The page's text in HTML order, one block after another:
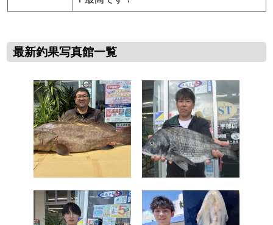
最新釣果写真館一覧